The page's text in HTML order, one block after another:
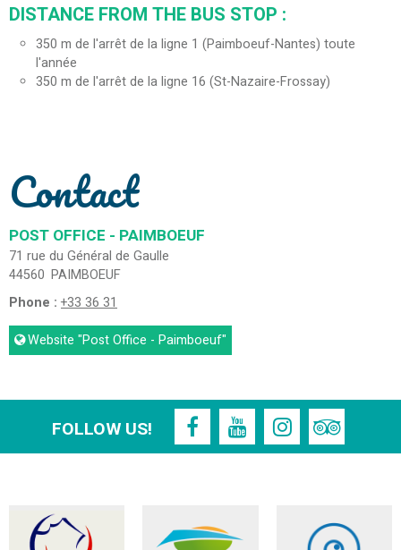
DISTANCE FROM THE BUS STOP :
350 m de l'arrêt de la ligne 1 (Paimboeuf-Nantes) toute
l'année
350 m de l'arrêt de la ligne 16 (St-Nazaire-Frossay)
Contact
POST OFFICE - PAIMBOEUF
71 rue du Général de Gaulle
44560 PAIMBOEUF
Phone : +33 36 31
Website "Post Office - Paimboeuf"
FOLLOW US!